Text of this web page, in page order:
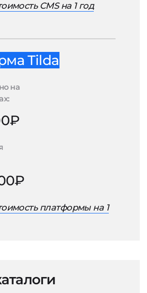
CMS на 1 год
Tilda
на
платформы на 1